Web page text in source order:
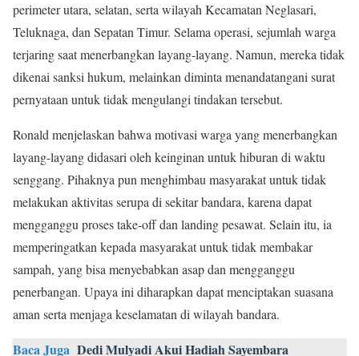
perimeter utara, selatan, serta wilayah Kecamatan Neglasari,
Teluknaga, dan Sepatan Timur. Selama operasi, sejumlah warga
terjaring saat menerbangkan layang-layang. Namun, mereka tidak
dikenai sanksi hukum, melainkan diminta menandatangani surat
pernyataan untuk tidak mengulangi tindakan tersebut.
Ronald menjelaskan bahwa motivasi warga yang menerbangkan
layang-layang didasari oleh keinginan untuk hiburan di waktu
senggang. Pihaknya pun menghimbau masyarakat untuk tidak
melakukan aktivitas serupa di sekitar bandara, karena dapat
mengganggu proses take-off dan landing pesawat. Selain itu, ia
memperingatkan kepada masyarakat untuk tidak membakar
sampah, yang bisa menyebabkan asap dan mengganggu
penerbangan. Upaya ini diharapkan dapat menciptakan suasana
aman serta menjaga keselamatan di wilayah bandara.
Baca Juga Dedi Mulyadi Akui Hadiah Sayembara